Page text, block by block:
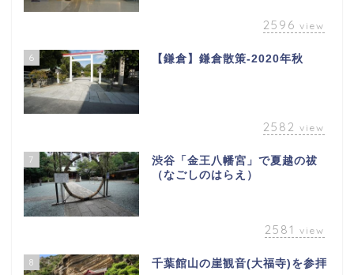
2596 view
6 【鎌倉】鎌倉散策-2020年秋
2582 view
7
渋谷「金王八幡宮」で夏越の祓
（なごしのはらえ）
2581 view
8 千葉館山の崖観音(大福寺)を参拝